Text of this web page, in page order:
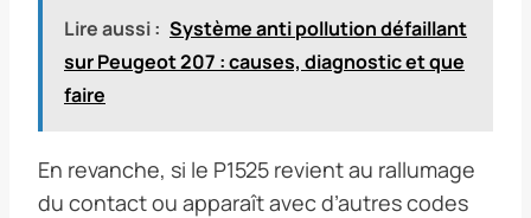
Lire aussi : Système anti pollution défaillant
sur Peugeot 207 : causes, diagnostic et que
faire
En revanche, si le P1525 revient au rallumage
du contact ou apparaît avec d’autres codes